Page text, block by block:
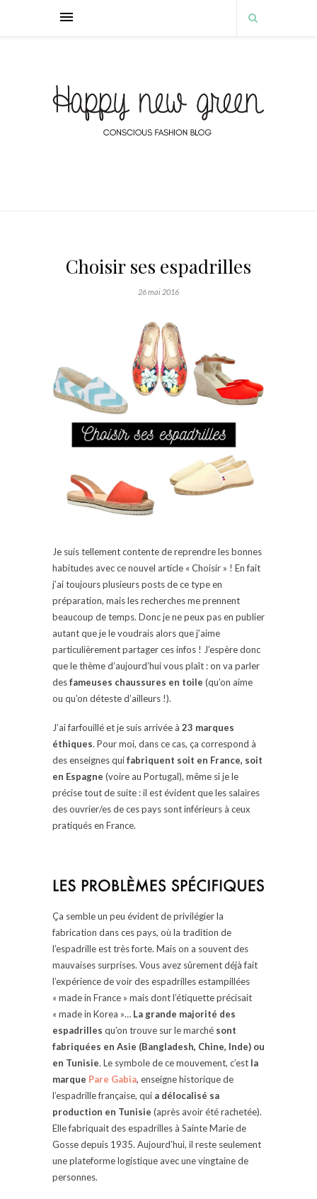
Choisir ses espadrilles
26 mai 2016
Je suis tellement contente de reprendre les bonnes
habitudes avec ce nouvel article « Choisir » ! En fait
j’ai toujours plusieurs posts de ce type en
préparation, mais les recherches me prennent
beaucoup de temps. Donc je ne peux pas en publier
autant que je le voudrais alors que j’aime
particulièrement partager ces infos ! J’espère donc
que le thème d’aujourd’hui vous plaît : on va parler
desfameuses chaussures en toile (qu’on aime
ou qu’on déteste d’ailleurs !).
J’ai farfouillé et je suis arrivée à 23 marques
éthiques. Pour moi, dans ce cas, ça correspond à
des enseignes quifabriquent soit en France, soit
en Espagne (voire au Portugal), même si je le
précise tout de suite : il est évident que les salaires
des ouvrier/es de ces pays sont inférieurs à ceux
pratiqués en France.
Ça semble un peu évident de privilégier la
fabrication dans ces pays, où la tradition de
l’espadrille est très forte. Mais on a souvent des
mauvaises surprises. Vous avez sûrement déjà fait
l’expérience de voir des espadrilles estampillées
« made in France » mais dont l’étiquette précisait
« made in Korea »… La grande majorité des
espadrilles qu’on trouve sur le marché sont
fabriquées en Asie (Bangladesh, Chine, Inde) ou
en Tunisie. Le symbole de ce mouvement, c’est la
marque Pare Gabia, enseigne historique de
l’espadrille française, qui a délocalisé sa
production en Tunisie (après avoir été rachetée).
Elle fabriquait des espadrilles à Sainte Marie de
Gosse depuis 1935. Aujourd’hui, il reste seulement
une plateforme logistique avec une vingtaine de
personnes.